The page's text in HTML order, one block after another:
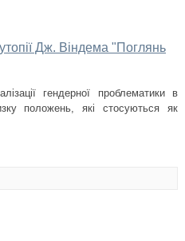
Дж. Віндема "Поглянь
гендерної проблематики в
положень, які стосуються як